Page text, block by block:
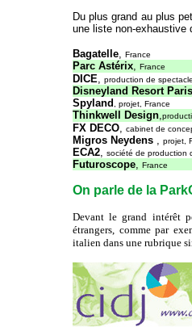
Du plus grand au plus
une liste non-exhaustive
Bagatelle, France
Parc Astérix, France
DICE, production de
Disneyland Resort Paris
Spyland
, projet, France
Thinkwell Design,
FX DECO, cabinet de
Migros Neydens , projet,
ECA2, société de production
Futuroscope, France
On parle de la
Devant le grand intérêt
étrangers, comme par
italien dans une rubrique